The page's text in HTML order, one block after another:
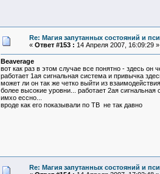
Re: Магия запутанных состояний и
« Ответ #153 : 14 Апреля 2007, 16:09:29 »
Beaverage
вот как раз в этом случае все понятно - здесь он
работает 1ая сигнальная система и привычка
может ли он так же четко выйти из
более высокие уровни... работает 2ая
имхо ессно...
вроде как его показывали по ТВ не так давно
Re: Магия запутанных состояний и